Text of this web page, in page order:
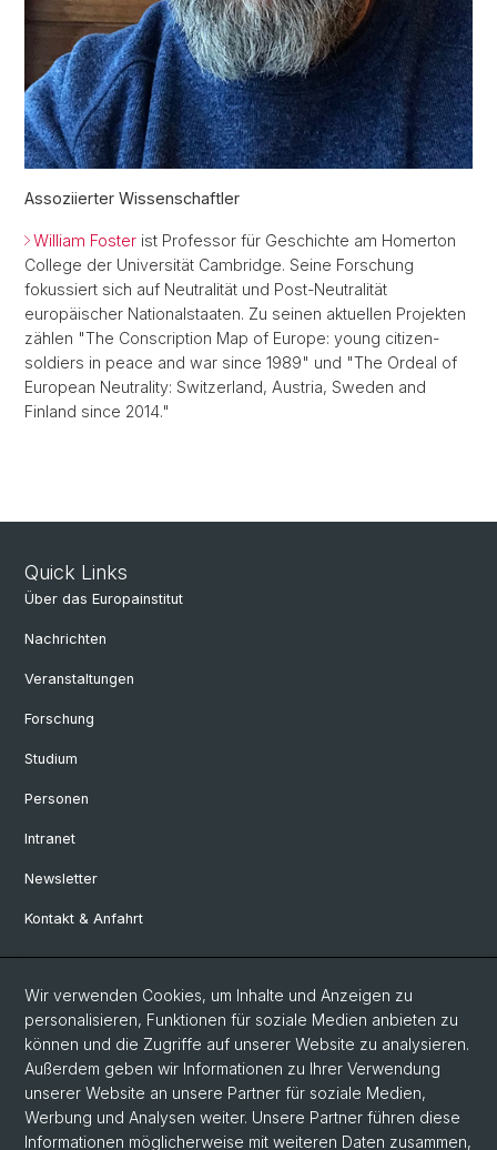
Assoziierter Wissenschaftler
William Foster ist Professor für Geschichte am Homerton
College der Universität Cambridge. Seine Forschung
fokussiert sich auf Neutralität und Post-Neutralität
europäischer Nationalstaaten. Zu seinen aktuellen Projekten
zählen "The Conscription Map of Europe: young citizen-
soldiers in peace and war since 1989" und "The Ordeal of
European Neutrality: Switzerland, Austria, Sweden and
Finland since 2014."
Quick Links
Über das Europainstitut
Nachrichten
Veranstaltungen
Forschung
Studium
Personen
Intranet
Newsletter
Kontakt & Anfahrt
Social Media
Facebook
LinkedIn
Wir verwenden Cookies, um Inhalte und Anzeigen zu
personalisieren, Funktionen für soziale Medien anbieten zu
können und die Zugriffe auf unserer Website zu analysieren.
Außerdem geben wir Informationen zu Ihrer Verwendung
unserer Website an unsere Partner für soziale Medien,
Werbung und Analysen weiter. Unsere Partner führen diese
Informationen möglicherweise mit weiteren Daten zusammen,